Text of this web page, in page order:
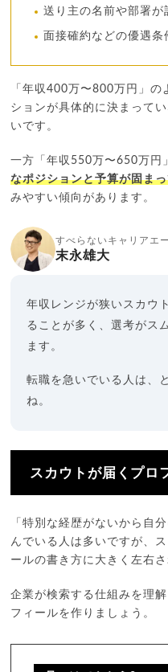
送り主の名前や部署が
面接確約などの優遇条
「年収400万〜800万円」の
ションが具体的に決まって
いです。
一方「年収550万〜650万円
なポジションと予算が固ま
みやすい傾向があります。
すべらないキャリアエ
末永雄大
年収レンジが狭いスカウ
ることが多く、選考がス
ます。
転職を急いでいる人は、
ね。
スカウトが届くプロ
「特別な経歴がないから自
んでいる人は多いですが、
ールの書き方に大きく左右さ
企業が検索する仕組みを理
フィールを作りましょう。